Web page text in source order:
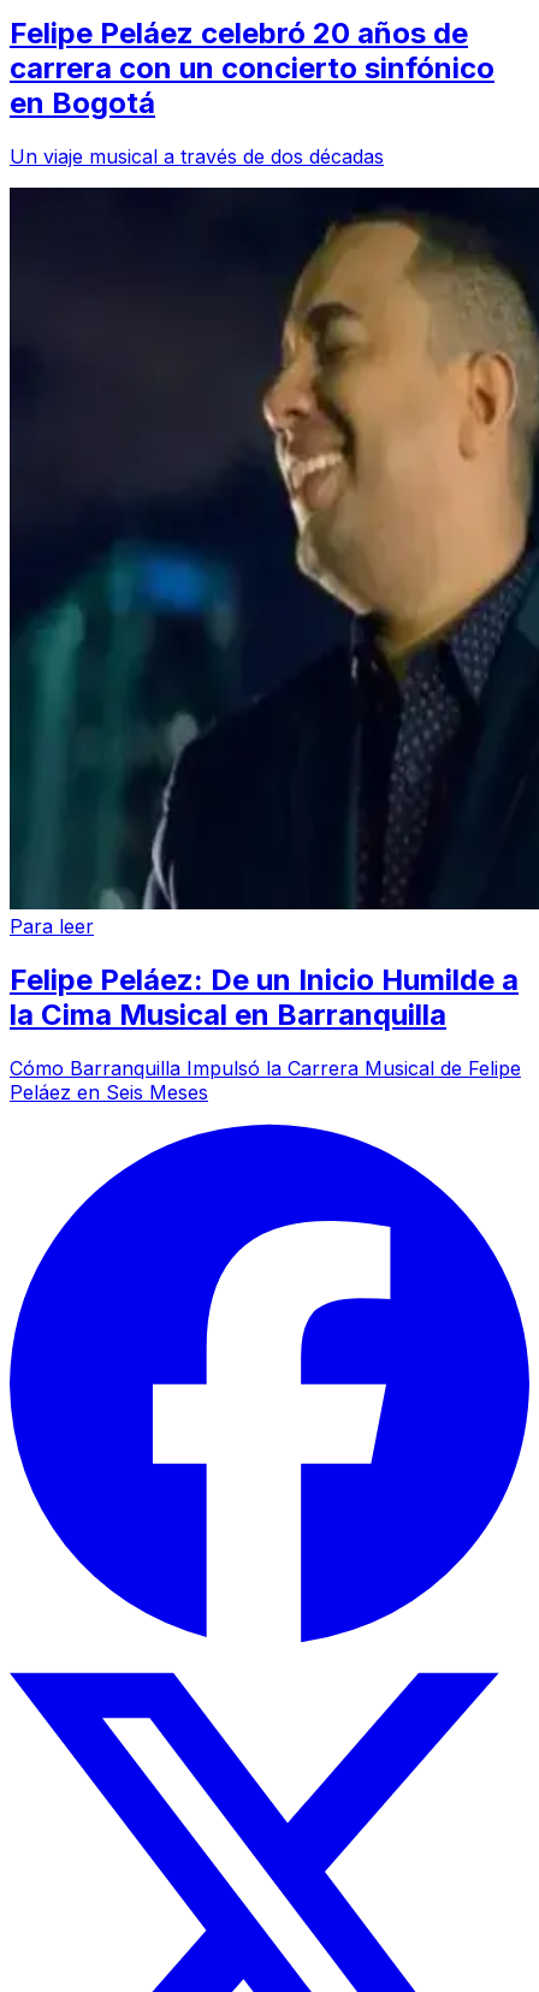
Felipe Peláez celebró 20 años de
carrera con un concierto sinfónico
en Bogotá
Un viaje musical a través de dos décadas
Para leer
Felipe Peláez: De un Inicio Humilde a
la Cima Musical en Barranquilla
Cómo Barranquilla Impulsó la Carrera Musical de Felipe
Peláez en Seis Meses